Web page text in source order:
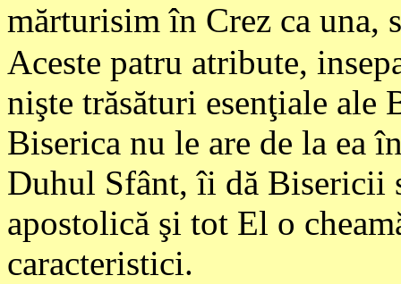
mărturisim în Crez ca una,
Aceste patru atribute,
nişte trăsături esenţiale
Biserica nu le are de la ea
Duhul Sfânt, îi dă Bisericii
apostolică şi tot El o
caracteristici.